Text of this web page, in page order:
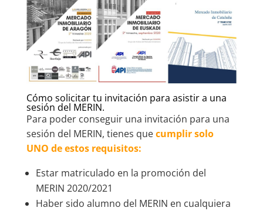
Cómo solicitar tu invitación para asistir a una
sesión del MERIN.
Para poder conseguir una invitación para una
sesión del MERIN, tienes quecumplir solo
UNO de estos requisitos:
Estar matriculado en la promoción del
MERIN 2020/2021
Haber sido alumno del MERIN en cualquiera